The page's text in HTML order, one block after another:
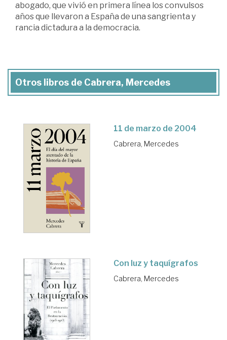
abogado, que vivió en primera línea los convulsos
años que llevaron a España de una sangrienta y
rancia dictadura a la democracia.
Otros libros de Cabrera, Mercedes
11 de marzo de 2004
Cabrera, Mercedes
Con luz y taquígrafos
Cabrera, Mercedes